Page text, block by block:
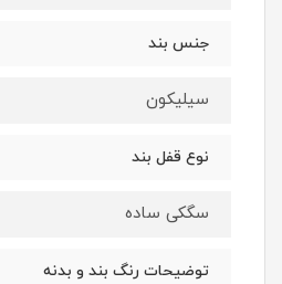
جنس بند
سیلیکون
نوع قفل بند
سگکی ساده
توضیحات رنگ بند و بدنه